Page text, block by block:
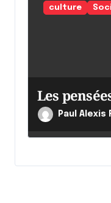
culture
Les
Paul Alexis